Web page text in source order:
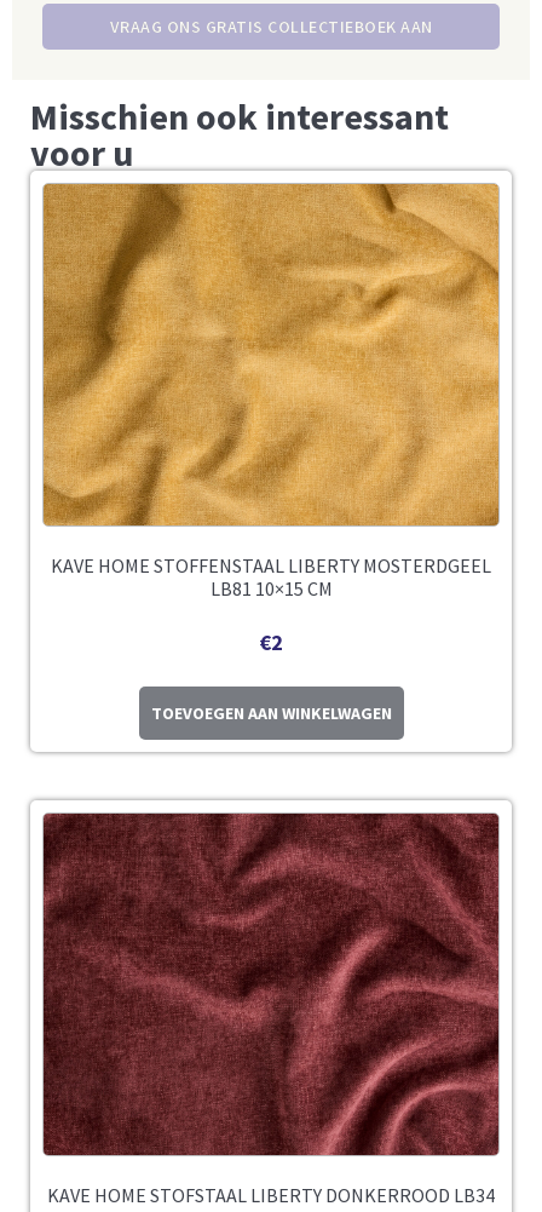
VRAAG ONS GRATIS COLLECTIEBOEK AAN
Misschien ook interessant
voor u
KAVE HOME STOFFENSTAAL LIBERTY MOSTERDGEEL
LB81 10×15 CM
€2
TOEVOEGEN AAN WINKELWAGEN
KAVE HOME STOFSTAAL LIBERTY DONKERROOD LB34